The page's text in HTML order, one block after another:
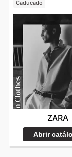
Caducado
ZARA
Abrir